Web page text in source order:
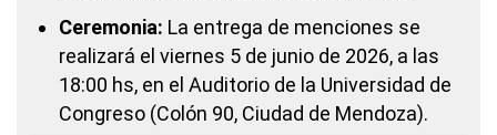
Ceremonia: La entrega de menciones se
realizará el viernes 5 de junio de 2026, a las
18:00 hs, en el Auditorio de la Universidad de
Congreso (Colón 90, Ciudad de Mendoza).